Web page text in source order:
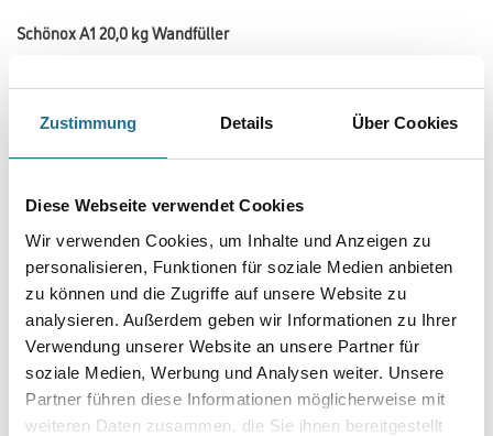
Zustimmung Details Über Cookies
Diese Webseite verwendet Cookies
Wir verwenden Cookies, um Inhalte und Anzeigen zu
personalisieren, Funktionen für soziale Medien anbieten
zu können und die Zugriffe auf unsere Website zu
analysieren. Außerdem geben wir Informationen zu Ihrer
Verwendung unserer Website an unsere Partner für
soziale Medien, Werbung und Analysen weiter. Unsere
Partner führen diese Informationen möglicherweise mit
weiteren Daten zusammen, die Sie ihnen bereitgestellt
Schönox A1 20,0 kg Wandfüller
Füllspachtel auf Gips-Basis.
Umrechnungsfaktoren